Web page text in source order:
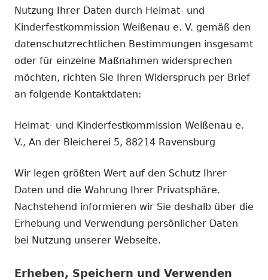
Nutzung Ihrer Daten durch Heimat- und
Kinderfestkommission Weißenau e. V. gemäß den
datenschutzrechtlichen Bestimmungen insgesamt
oder für einzelne Maßnahmen widersprechen
möchten, richten Sie Ihren Widerspruch per Brief
an folgende Kontaktdaten:
Heimat- und Kinderfestkommission Weißenau e.
V., An der Bleicherei 5, 88214 Ravensburg
Wir legen größten Wert auf den Schutz Ihrer
Daten und die Wahrung Ihrer Privatsphäre.
Nachstehend informieren wir Sie deshalb über die
Erhebung und Verwendung persönlicher Daten
bei Nutzung unserer Webseite.
Erheben, Speichern und Verwenden